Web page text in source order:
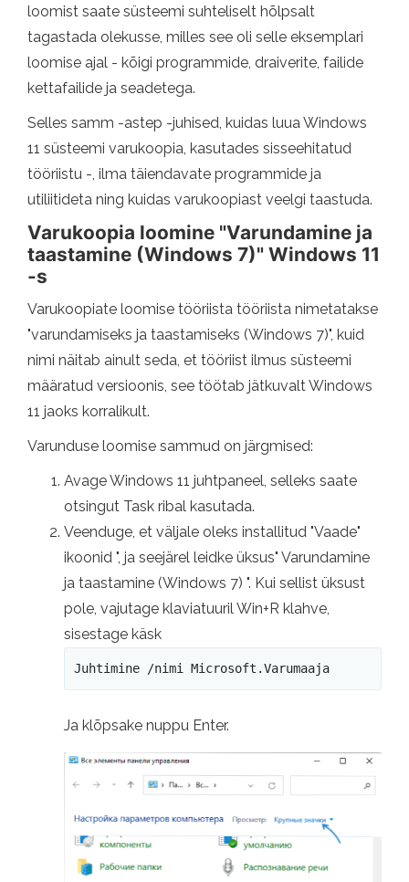
loomist saate süsteemi suhteliselt hõlpsalt
tagastada olekusse, milles see oli selle eksemplari
loomise ajal - kõigi programmide, draiverite, failide
kettafailide ja seadetega.
Selles samm -astep -juhised, kuidas luua Windows
11 süsteemi varukoopia, kasutades sisseehitatud
tööriistu -, ilma täiendavate programmide ja
utiliitideta ning kuidas varukoopiast veelgi taastuda.
Varukoopia loomine "Varundamine ja
taastamine (Windows 7)" Windows 11
-s
Varukoopiate loomise tööriista tööriista nimetatakse
"varundamiseks ja taastamiseks (Windows 7)", kuid
nimi näitab ainult seda, et tööriist ilmus süsteemi
määratud versioonis, see töötab jätkuvalt Windows
11 jaoks korralikult.
Varunduse loomise sammud on järgmised:
Avage Windows 11 juhtpaneel, selleks saate
otsingut Task ribal kasutada.
Veenduge, et väljale oleks installitud "Vaade"
ikoonid ", ja seejärel leidke üksus" Varundamine
ja taastamine (Windows 7) ". Kui sellist üksust
pole, vajutage klaviatuuril Win+R klahve,
sisestage käsk
Juhtimine /nimi Microsoft.Varumaaja
Ja klõpsake nuppu Enter.